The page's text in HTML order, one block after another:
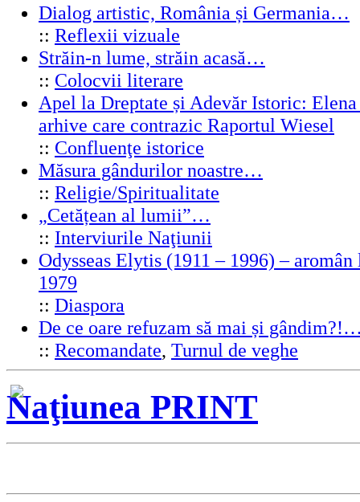
Dialog artistic, România și Germania…
:: Reflexii vizuale
Străin-n lume, străin acasă…
:: Colocvii literare
Apel la Dreptate și Adevăr Istoric:
arhive care contrazic Raportul Wiesel
:: Confluenţe istorice
Măsura gândurilor noastre…
:: Religie/Spiritualitate
„Cetățean al lumii”…
:: Interviurile Naţiunii
Odysseas Elytis (1911 – 1996) –
1979
:: Diaspora
De ce oare refuzam să mai și
:: Recomandate, Turnul de veghe
Naţiunea PRINT